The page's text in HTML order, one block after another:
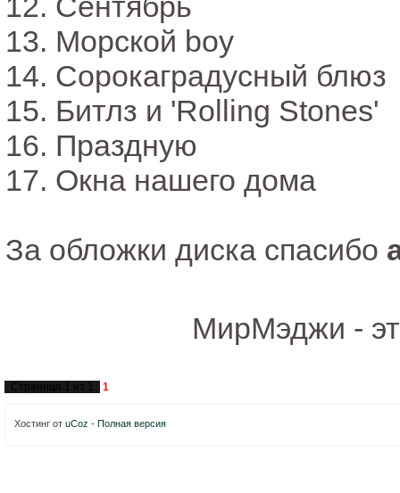
13. Морской boy
14. Сорокаградусный блюз
15. Битлз и 'Rolling Stones'
16. Праздную
17. Окна нашего дома
За обложки диска спасибо
МирМэджи -
Страница 1 из 1 1
Хостинг от uCoz - Полная версия